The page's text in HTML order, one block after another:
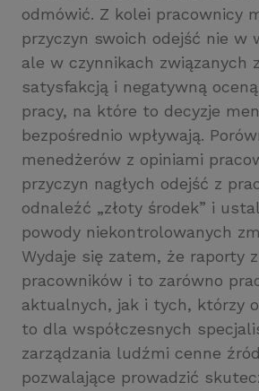
odmówić. Z kolei pracownicy
przyczyn swoich odejść nie w
ale w czynnikach związanych
satysfakcją i negatywną
pracy, na które to decyzje
bezpośrednio wpływają.
menedżerów z opiniami
przyczyn nagłych odejść z
odnaleźć „złoty środek” i
powody niekontrolowanych
Wydaje się zatem, że raporty
pracowników i to zarówno
aktualnych, jak i tych, którzy
to dla współczesnych
zarządzania ludźmi cenne
pozwalające prowadzić